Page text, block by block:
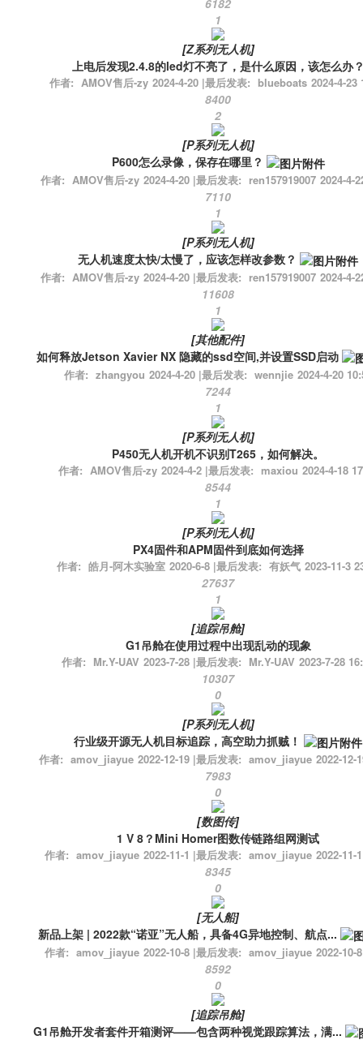
6182
1
[Z系列无人机]
上电后发现2.4.8的led灯不亮了，是什么原因，该怎么办
作者: AMOV售后-zy 2024-4-20 |最后发表: blueboats 2024-4-23
8400
2
[P系列无人机]
P600怎么录像，保存在哪里？
作者: AMOV售后-zy 2024-4-20 |最后发表: ren157919007 2024-4-
7110
1
[P系列无人机]
无人机速度太快/太慢了，应该怎样改参数？
作者: AMOV售后-zy 2024-4-20 |最后发表: ren157919007 2024-4-
11608
1
[其他配件]
如何释放Jetson Xavier NX 隐藏的ssd空间,并设置SSD启动
作者: zhangyou 2024-4-20 |最后发表: wennjie 2024-4-20
7244
1
[P系列无人机]
P450无人机开机不识别T265，如何解决。
作者: AMOV售后-zy 2024-4-2 |最后发表: maxiou 2024-4-18
8544
1
[P系列无人机]
PX4固件和APM固件到底如何选择
作者: 皓月-阿木实验室 2020-6-8 |最后发表: 有妖气 2023-11-3
27637
1
[追踪吊舱]
G1吊舱在使用过程中出现乱动的现象
作者: Mr.Y-UAV 2023-7-28 |最后发表: Mr.Y-UAV 2023-7-28
10307
0
[P系列无人机]
行业级开源无人机目标追踪，高空助力抓贼！
作者: amov_jiayue 2022-12-19 |最后发表: amov_jiayue 2022-12-
7983
0
[数图传]
1 V 8？Mini Homer图数传链路组网测试
作者: amov_jiayue 2022-11-1 |最后发表: amov_jiayue 2022-11-
8345
0
[无人船]
新品上架 | 2022款“诺亚”无人船，具备4G异地控制、航点...
作者: amov_jiayue 2022-10-8 |最后发表: amov_jiayue 2022-10-
8592
0
[追踪吊舱]
G1吊舱开发者套件开箱测评——包含两种视觉跟踪算法，满...